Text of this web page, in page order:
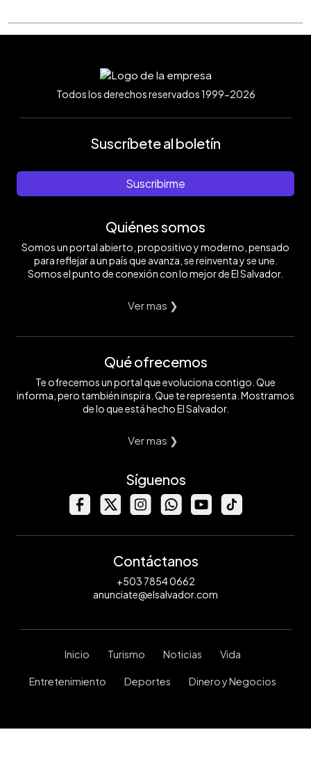
Todos los derechos reservados 1999-2026
Suscríbete al boletín
Suscribirme
Quiénes somos
Somos un portal abierto, propositivo y moderno, pensado
para reflejar a un país que avanza, se reinventa y se une.
Somos el punto de conexión con lo mejor de El Salvador.
Ver mas ❯
Qué ofrecemos
Te ofrecemos un portal que evoluciona contigo. Que
informa, pero también inspira. Que te representa. Mostramos
de lo que está hecho El Salvador.
Ver mas ❯
Síguenos
Contáctanos
+503 7854 0662
anunciate@elsalvador.com
Inicio Turismo Noticias Vida
Entretenimiento Deportes Dinero y Negocios